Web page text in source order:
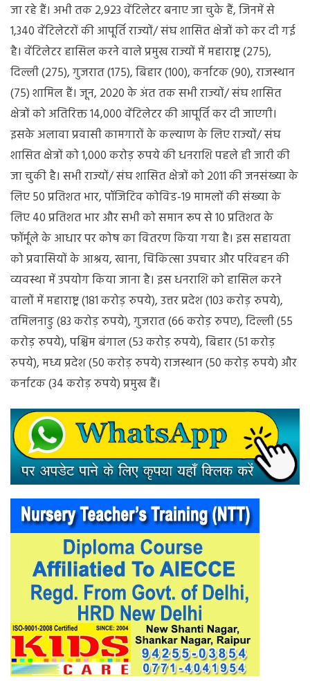
जा रहे हैं। अभी तक 2,923 वेंटिलेटर बनाए जा चुके हैं, जिनमें से
1,340 वेंटिलेटरों की आपूर्ति राज्यों/ संघ शासित क्षेत्रों को कर दी गई
है। वेंटिलेटर हासिल करने वाले प्रमुख राज्यों में महाराष्ट्र (275),
दिल्ली (275), गुजरात (175), बिहार (100), कर्नाटक (90), राजस्थान
(75) शामिल हैं। जून, 2020 के अंत तक सभी राज्यों/ संघ शासित
क्षेत्रों को अतिरिक्त 14,000 वेंटिलेटर की आपूर्ति कर दी जाएगी।
इसके अलावा प्रवासी कामगारों के कल्याण के लिए राज्यों/ संघ
शासित क्षेत्रों को 1,000 करोड़ रुपये की धनराशि पहले ही जारी की
जा चुकी है। सभी राज्यों/ संघ शासित क्षेत्रों को 2011 की जनसंख्या के
लिए 50 प्रतिशत भार, पॉजिटिव कोविड-19 मामलों की संख्या के
लिए 40 प्रतिशत भार और सभी को समान रूप से 10 प्रतिशत के
फॉर्मूले के आधार पर कोष का वितरण किया गया है। इस सहायता
को प्रवासियों के आश्रय, खाना, चिकित्सा उपचार और परिवहन की
व्यवस्था में उपयोग किया जाना है। इस धनराशि को हासिल करने
वालों में महाराष्ट्र (181 करोड़ रुपये), उत्तर प्रदेश (103 करोड़ रुपये),
तमिलनाडु (83 करोड़ रुपये), गुजरात (66 करोड़ रुपए), दिल्ली (55
करोड़ रुपये), पश्चिम बंगाल (53 करोड़ रुपये), बिहार (51 करोड़
रुपये), मध्य प्रदेश (50 करोड़ रुपये) राजस्थान (50 करोड़ रुपये) और
कर्नाटक (34 करोड़ रुपये) प्रमुख हैं।